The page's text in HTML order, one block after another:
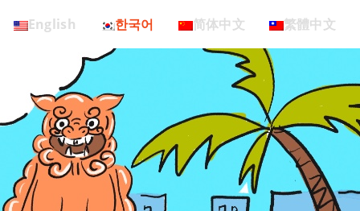
English 한국어 简体中文 繁體中文